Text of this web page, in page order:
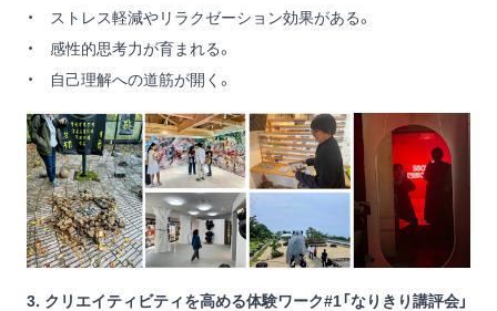
・ ストレス軽減やリラクゼーション効果がある。
・ 感性的思考力が育まれる。
・ 自己理解への道筋が開く。
3. クリエイティビティを高める体験ワーク#1「なりきり講評会」